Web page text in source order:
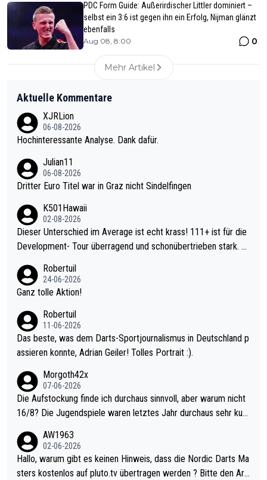
PDC Form Guide: Außerirdischer Littler dominiert –
selbst ein 3:6 ist gegen ihn ein Erfolg, Nijman glänzt
ebenfalls
Aug 08, 8:00 0
Mehr Artikel
Aktuelle Kommentare
XJRLion
06-08-2026
Hochinteressante Analyse. Dank dafür.
Julian11
06-08-2026
Dritter Euro Titel war in Graz nicht Sindelfingen
K501Hawaii
02-08-2026
Dieser Unterschied im Average ist echt krass! 111+ ist für die
Development- Tour überragend und schonübertrieben stark. U
mal 40+ erst recht. Da gewinnst keinen Blumentopf - ist ja noc
h krasser wie ein Pokalspiel eines Kreisligisten vs einem Bund
Robertuil
24-06-2026
Ganz tolle Aktion!
Robertuil
11-06-2026
Das beste, was dem Darts-Sportjournalismus in Deutschland p
assieren konnte, Adrian Geiler! Tolles Portrait :).
Morgoth42x
07-06-2026
Die Aufstockung finde ich durchaus sinnvoll, aber warum nicht
16/8? Die Jugendspiele waren letztes Jahr durchaus sehr kurz
Allerdings ist Mitchell Lawrie als Nummer 1 der Welt eh qualifi
ziert. Somit ändert die automatische Qualifikation des Weltmei
sters erstmal nichts. Ich denke sie wollen damit für nächstes J
AW1963
02-06-2026
Hallo, warum gibt es keinen Hinweis, dass die Nordic Darts Ma
sters kostenlos auf pluto.tv übertragen werden ? Bitte den Arti